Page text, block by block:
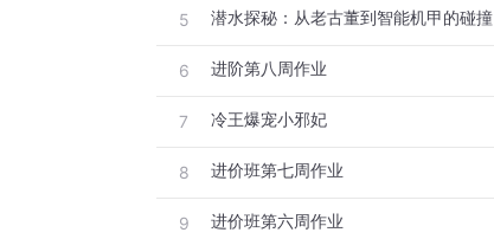
5 潜水探秘：从老古董到智能机甲的碰撞
6 进阶第八周作业
7 冷王爆宠小邪妃
8 进价班第七周作业
9 进价班第六周作业